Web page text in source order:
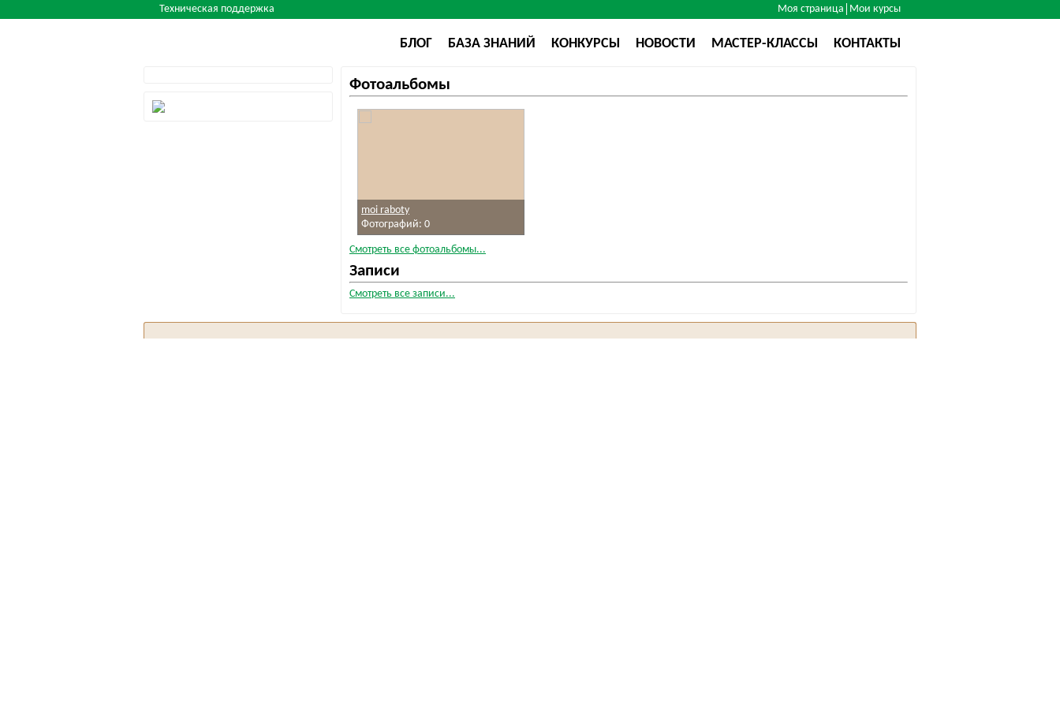
Техническая поддержка Моя страница Мои курсы
БЛОГ БАЗА ЗНАНИЙ КОНКУРСЫ НОВОСТИ МАСТЕР-КЛАССЫ КОНТАКТЫ
Фотоальбомы
moi raboty
Фотографий: 0
Смотреть все фотоальбомы...
Записи
Смотреть все записи...